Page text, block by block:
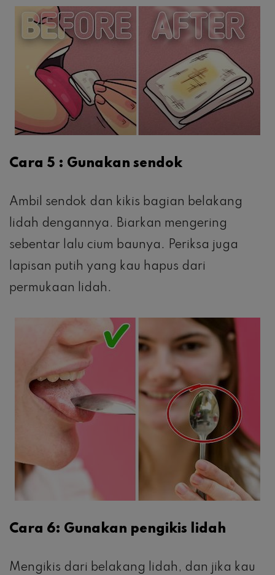
Cara 5 : Gunakan sendok
Ambil sendok dan kikis bagian belakang
lidah dengannya. Biarkan mengering
sebentar lalu cium baunya. Periksa juga
lapisan putih yang kau hapus dari
permukaan lidah.
Cara 6: Gunakan pengikis lidah
Mengikis dari belakang lidah, dan jika kau